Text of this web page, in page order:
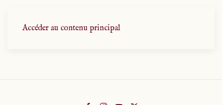
Accéder au contenu principal